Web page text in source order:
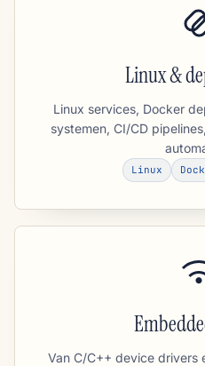
Linux &
Linux services, Docker
systemen, CI/CD
Linux
Van C/C++ device drivers